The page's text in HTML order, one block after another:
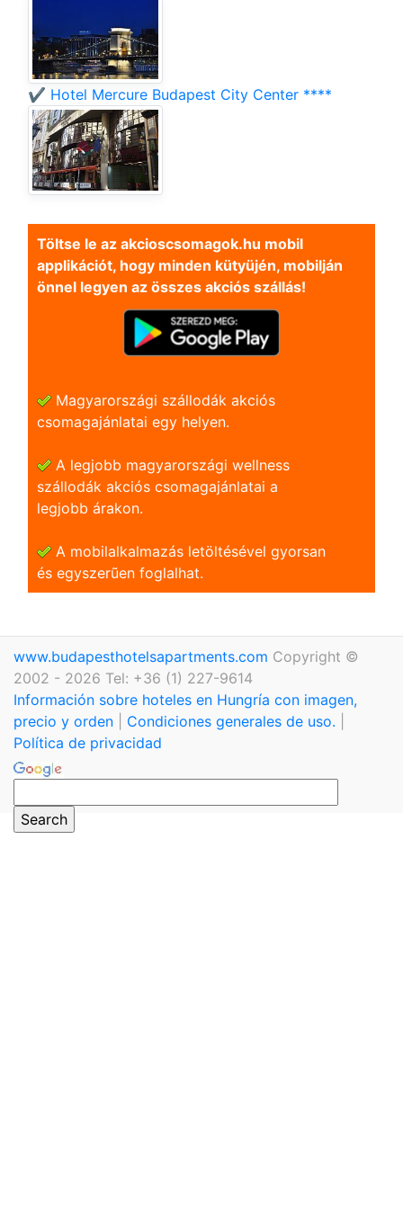
✔️ Hotel Mercure Budapest City Center ****
Töltse le az akcioscsomagok.hu mobil
applikációt, hogy minden kütyüjén, mobilján
önnel legyen az összes akciós szállás!
Magyarországi szállodák akciós
csomagajánlatai egy helyen.
A legjobb magyarországi wellness
szállodák akciós csomagajánlatai a
legjobb árakon.
A mobilalkalmazás letöltésével gyorsan
és egyszerũen foglalhat.
www.budapesthotelsapartments.com Copyright ©
2002 - 2026 Tel: +36 (1) 227-9614
Información sobre hoteles en Hungría con imagen,
precio y orden
Condiciones generales de uso.
Política de privacidad